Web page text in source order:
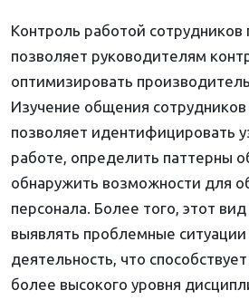
Контроль работой
позволяет руководителям
оптимизировать
Изучение общения
позволяет идентифицировать
работе, определить паттерны
обнаружить возможности для
персонала. Более того, этот
выявлять проблемные
деятельность, что
более высокого уровня